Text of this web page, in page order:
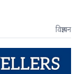
विज्ञापन